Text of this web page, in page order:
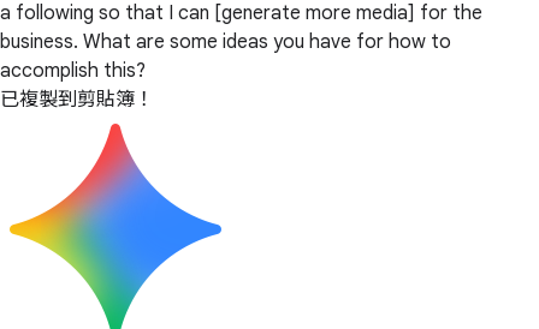
a following so that I can [generate more media] for the
business. What are some ideas you have for how to
accomplish this?
已複製到剪貼簿！